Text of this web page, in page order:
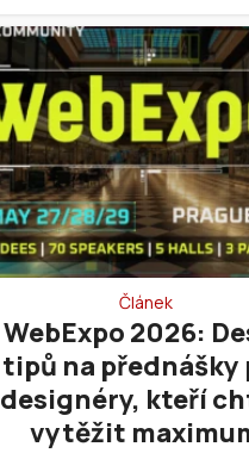
Článek
WebExpo 2026:
tipů na přednášky
designéry, kteří
vytěžit